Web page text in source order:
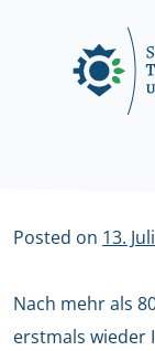
Posted on 13.
Nach mehr als
erstmals wieder